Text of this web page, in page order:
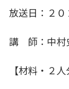
放送日：２０
講 師：中村
【材料・２人